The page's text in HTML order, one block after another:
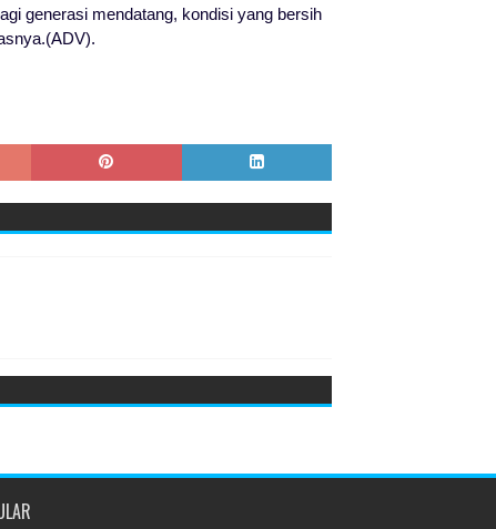
generasi mendatang, kondisi yang bersih